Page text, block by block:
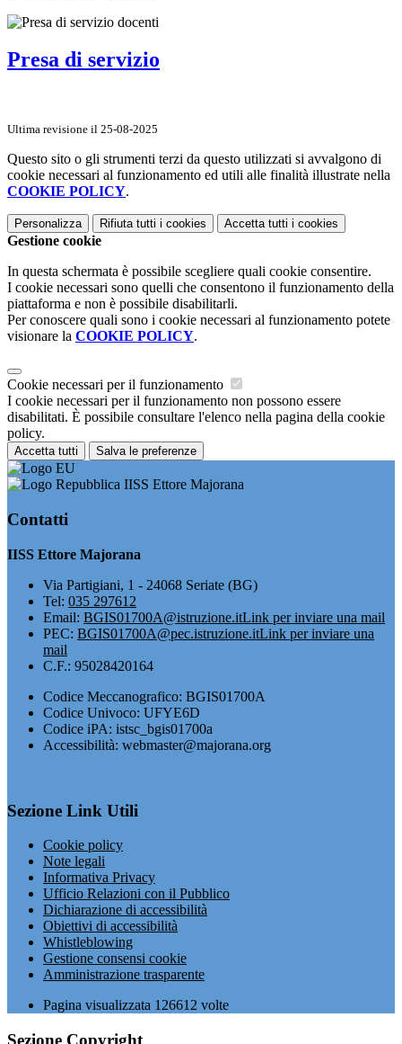
Presa di servizio
Ultima revisione il 25-08-2025
Questo sito o gli strumenti terzi da questo utilizzati si avvalgono di
cookie necessari al funzionamento ed utili alle finalità illustrate nella
COOKIE POLICY.
Personalizza Rifiuta tutti i cookies Accetta tutti i cookies
Gestione cookie
In questa schermata è possibile scegliere quali cookie consentire.
I cookie necessari sono quelli che consentono il funzionamento della
piattaforma e non è possibile disabilitarli.
Per conoscere quali sono i cookie necessari al funzionamento potete
visionare la COOKIE POLICY.
Cookie necessari per il funzionamento
I cookie necessari per il funzionamento non possono essere
disabilitati. È possibile consultare l'elenco nella pagina della cookie
policy.
Accetta tutti Salva le preferenze
IISS Ettore Majorana
Contatti
IISS Ettore Majorana
Via Partigiani, 1 - 24068 Seriate (BG)
Tel: 035 297612
Email: BGIS01700A@istruzione.itLink per inviare una mail
PEC: BGIS01700A@pec.istruzione.itLink per inviare una
mail
C.F.: 95028420164
Codice Meccanografico: BGIS01700A
Codice Univoco: UFYE6D
Codice iPA: istsc_bgis01700a
Accessibilità: webmaster@majorana.org
Sezione Link Utili
Cookie policy
Note legali
Informativa Privacy
Ufficio Relazioni con il Pubblico
Dichiarazione di accessibilità
Obiettivi di accessibilità
Whistleblowing
Gestione consensi cookie
Amministrazione trasparente
Pagina visualizzata 126612 volte
Sezione Copyright